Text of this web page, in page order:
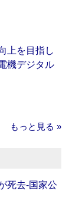
上を目指し
機デジタル
もっと見る »
死去‐国家公